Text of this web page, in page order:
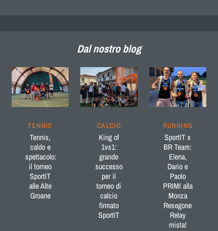
Dal nostro blog
TENNIS
Tennis,
caldo e
spettacolo:
il torneo
SportIT
alle Alte
Groane
CALCIO
King of
1vs1:
grande
successo
per il
torneo di
calcio
firmato
SportIT
RUNNING
SportIT x
BR Team:
Elena,
Dario e
Paolo
PRIMI alla
Monza
Resegone
Relay
mista!